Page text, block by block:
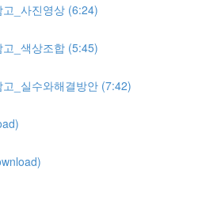
_사진영상 (6:24)
_색상조합 (5:45)
_실수와해결방안 (7:42)